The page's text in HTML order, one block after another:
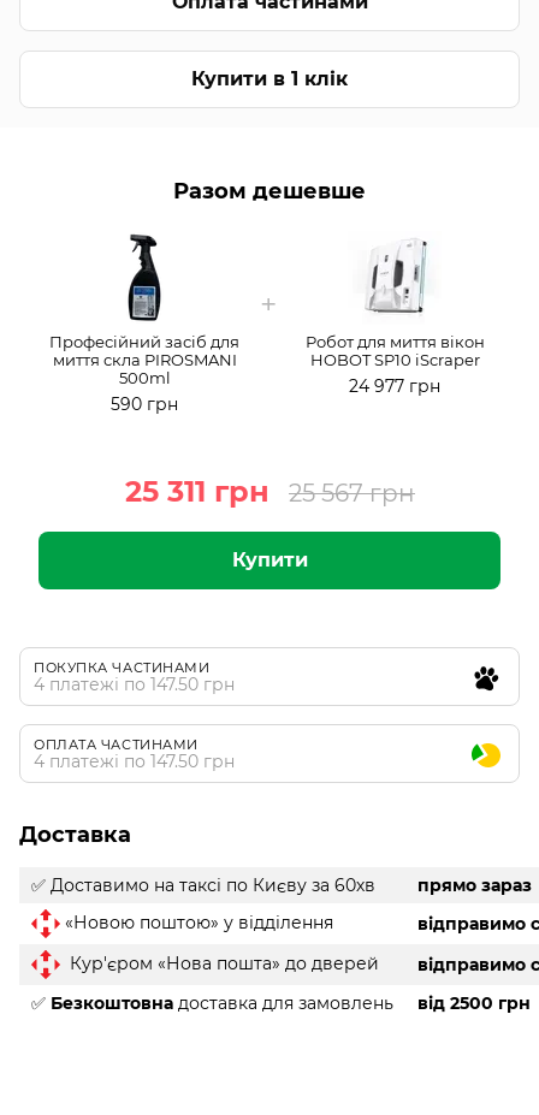
Купити в 1 клік
Разом дешевше
Професійний засіб для
миття скла PIROSMANI
500ml
590 грн
Робот для миття вікон
HOBOT SP10 iScraper
24 977 грн
25 311 грн 25 567 грн
Купити
ПОКУПКА ЧАСТИНАМИ
4 платежі по 147.50 грн
ОПЛАТА ЧАСТИНАМИ
4 платежі по 147.50 грн
Доставка
✅ Доставимо на таксі по Києву за 60хв
прямо зараз
«Новою поштою» у відділення
відправимо
Кур'єром «Нова пошта» до дверей
відправимо
✅ Безкоштовна доставка для замовлень від 2500 грн